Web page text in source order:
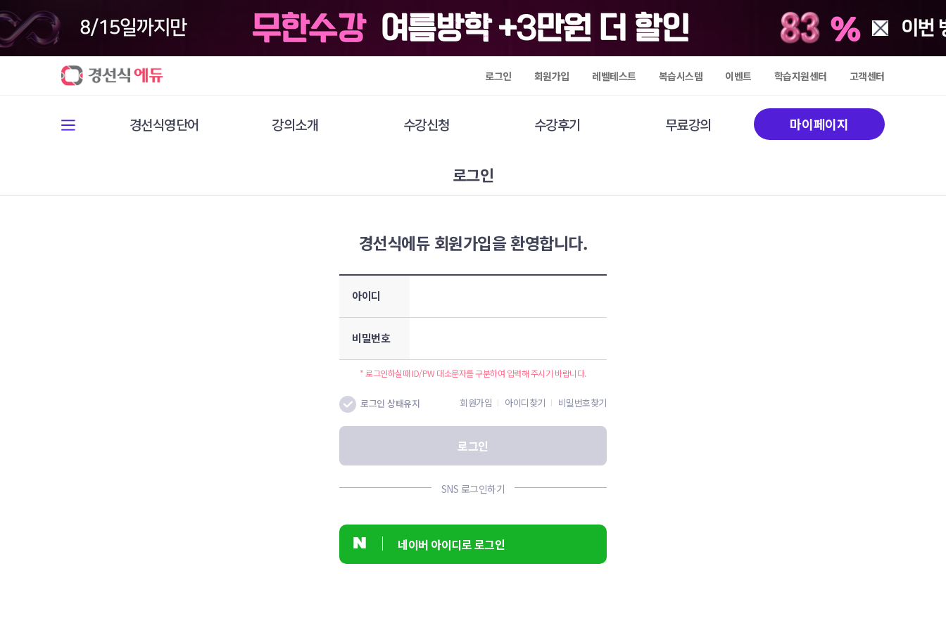
로그인 회원가입 레벨테스트 복습시스템 이벤트 학습지원센터 고객센터
경선식영단어 강의소개 수강신청 수강후기 무료강의 마이페이지
로그인
경선식에듀 회원가입을 환영합니다.
아이디
비밀번호
* 로그인하실때 ID/PW 대소문자를 구분하여 입력해 주시기 바랍니다.
로그인 상태유지 회원가입 아이디찾기 비밀번호찾기
로그인
SNS 로그인하기
네이버 아이디로 로그인